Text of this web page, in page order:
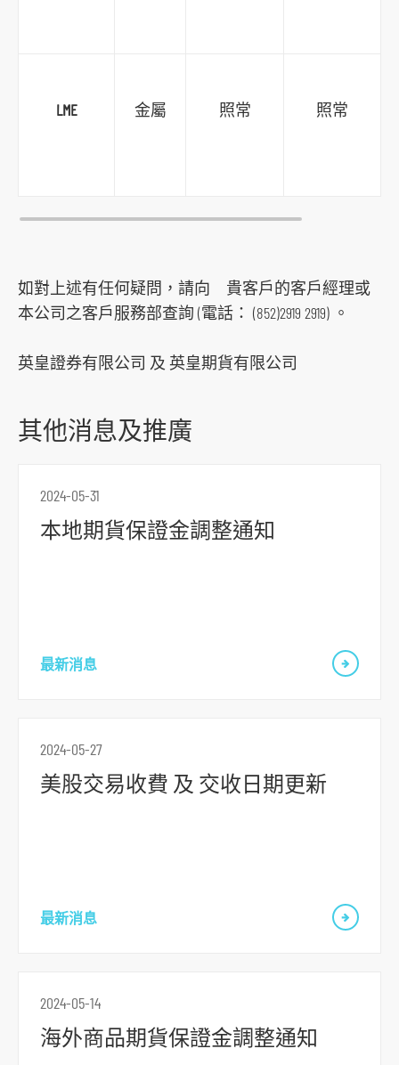
LME 金屬 照常 照常
如對上述有任何疑問，請向 貴客戶的客戶經理或
本公司之客戶服務部查詢 (電話： (852)2919 2919) 。
英皇證券有限公司 及 英皇期貨有限公司
其他消息及推廣
2024-05-31
本地期貨保證金調整通知
最新消息
2024-05-27
美股交易收費 及 交收日期更新
最新消息
2024-05-14
海外商品期貨保證金調整通知